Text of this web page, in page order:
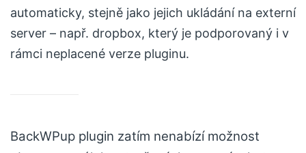
automaticky, stejně jako jejich ukládání na externí
server – např. dropbox, který je podporovaný i v
rámci neplacené verze pluginu.
BackWPup plugin zatím nenabízí možnost